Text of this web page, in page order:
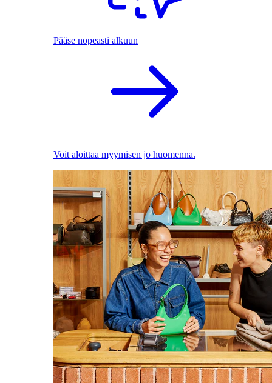
Pääse nopeasti alkuun
Voit aloittaa myymisen jo huomenna.